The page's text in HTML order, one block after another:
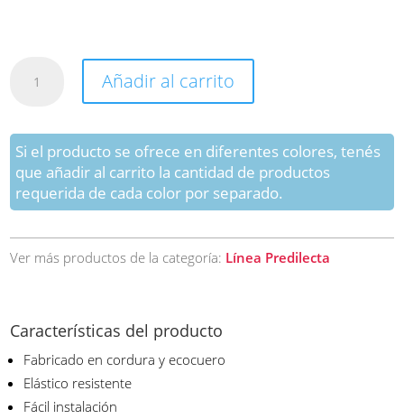
Mate
"Línea
Predilecta"
cantidad
Añadir al carrito
Si el producto se ofrece en diferentes colores, tenés
que añadir al carrito la cantidad de productos
requerida de cada color por separado.
Ver más productos de la categoría: Línea Predilecta
Características del producto
Fabricado en cordura y ecocuero
Elástico resistente
Fácil instalación